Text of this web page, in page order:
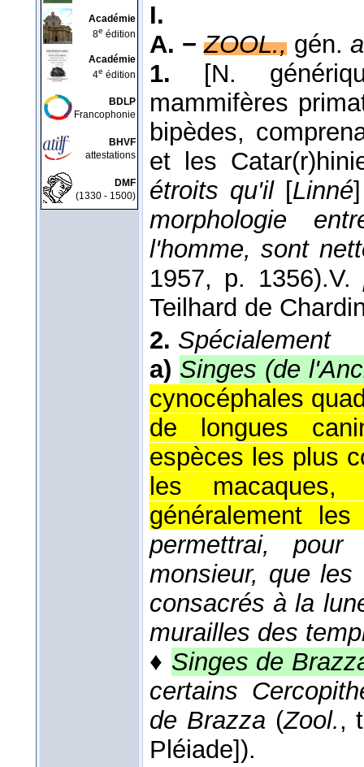
Académie
8e édition
Académie
4e édition
BDLP
Francophonie
BHVF
attestations
DMF
(1330 - 1500)
I.
A. − ZOOL., gén.
1.
[N.
mammifères
bipèdes,
et les
étroits qu'il [Linné]
morphologie
l'homme, sont
1957, p. 1356).V.
Teilhard de
2. Spécialement
a) Singes (de
cynocéphales
de longues
espèces les plus
les
généralement
permettrai,
monsieur, que
consacrés à la
murailles des
♦ Singes de
certains
de Brazza(Zool.,
Pléiade]).